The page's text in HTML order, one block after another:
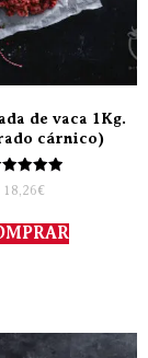
de vaca 1Kg.
cárnico)
Valorado
con
de 5
18,26€